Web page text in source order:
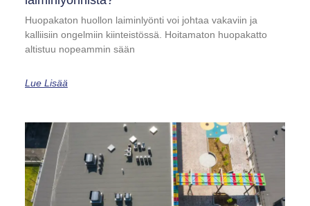
Huopakaton huollon laiminlyönti voi johtaa vakaviin ja
kalliisiin ongelmiin kiinteistössä. Hoitamaton huopakatto
altistuu nopeammin sään
Lue Lisää